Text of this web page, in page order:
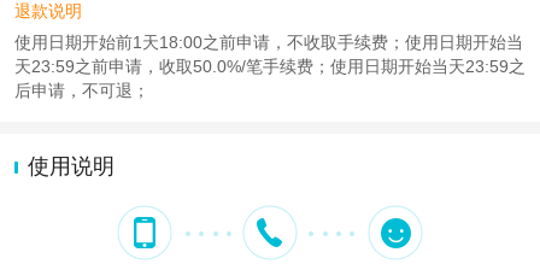
退款说明
使用日期开始前1天18:00之前申请，不收取手续费；使用日期开始当
天23:59之前申请，收取50.0%/笔手续费；使用日期开始当天23:59之
后申请，不可退；
使用说明